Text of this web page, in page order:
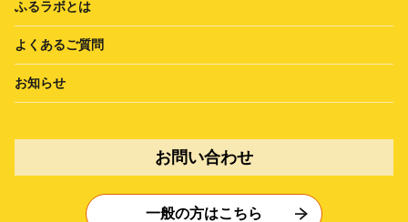
ふるラボとは
よくあるご質問
お知らせ
お問い合わせ
一般の方はこちら